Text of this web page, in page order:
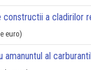
constructii a cladirilor
euro)
amanuntul al